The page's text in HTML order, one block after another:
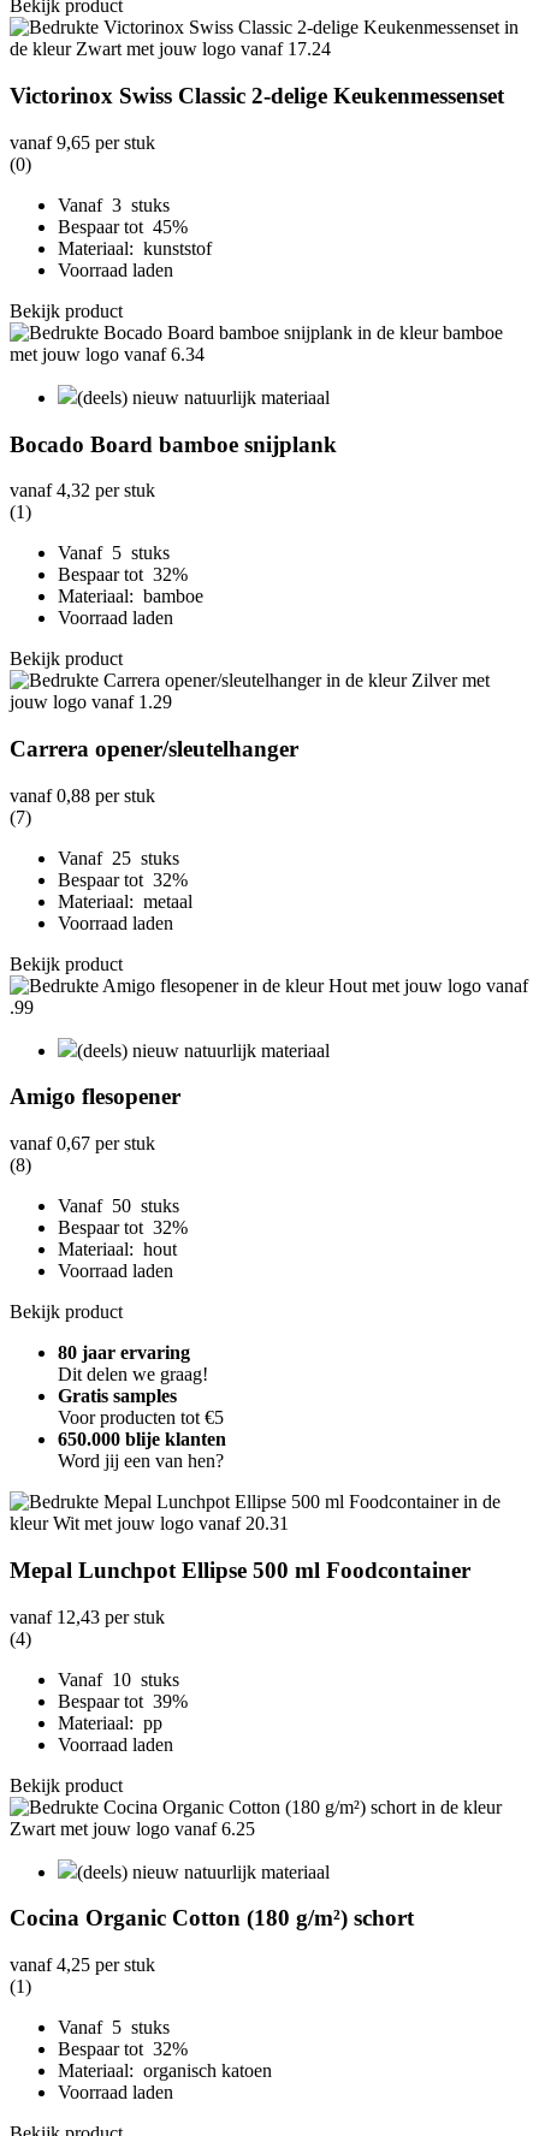
Bekijk product
Victorinox Swiss Classic 2-delige Keukenmessenset
vanaf9,65 per stuk
(0)
Vanaf 3 stuks
Bespaar tot 45%
Materiaal: kunststof
Voorraad laden
Bekijk product
(deels) nieuw natuurlijk materiaal
Bocado Board bamboe snijplank
vanaf4,32 per stuk
(1)
Vanaf 5 stuks
Bespaar tot 32%
Materiaal: bamboe
Voorraad laden
Bekijk product
Carrera opener/sleutelhanger
vanaf0,88 per stuk
(7)
Vanaf 25 stuks
Bespaar tot 32%
Materiaal: metaal
Voorraad laden
Bekijk product
(deels) nieuw natuurlijk materiaal
Amigo flesopener
vanaf0,67 per stuk
(8)
Vanaf 50 stuks
Bespaar tot 32%
Materiaal: hout
Voorraad laden
Bekijk product
80 jaar ervaring
Dit delen we graag!
Gratis samples
Voor producten tot €5
650.000 blije klanten
Word jij een van hen?
Mepal Lunchpot Ellipse 500 ml Foodcontainer
vanaf 12,43 per stuk
(4)
Vanaf 10 stuks
Bespaar tot 39%
Materiaal: pp
Voorraad laden
Bekijk product
(deels) nieuw natuurlijk materiaal
Cocina Organic Cotton (180 g/m²) schort
vanaf4,25 per stuk
(1)
Vanaf 5 stuks
Bespaar tot 32%
Materiaal: organisch katoen
Voorraad laden